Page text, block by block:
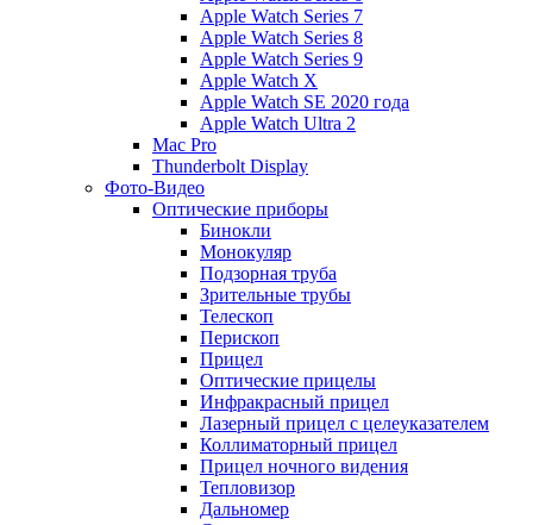
Apple Watch Series 7
Apple Watch Series 8
Apple Watch Series 9
Apple Watch X
Apple Watch SE 2020 года
Apple Watch Ultra 2
Mac Pro
Thunderbolt Display
Фото-Видео
Оптические приборы
Бинокли
Монокуляр
Подзорная труба
Зрительные трубы
Телескоп
Перископ
Прицел
Оптические прицелы
Инфракрасный прицел
Лазерный прицел с целеуказателем
Коллиматорный прицел
Прицел ночного видения
Тепловизор
Дальномер